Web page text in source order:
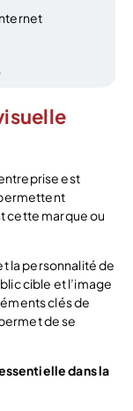
est
cette marque ou
la personnalité de
cible et l’image
clés de
de se
dans la